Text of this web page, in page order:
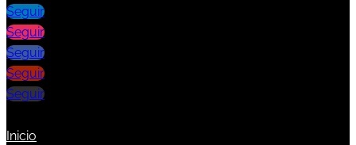
Seguir
Seguir
Seguir
Seguir
Seguir
Inicio